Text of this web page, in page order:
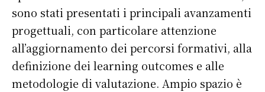
sono stati presentati i principali avanzamenti
progettuali, con particolare attenzione
all’aggiornamento dei percorsi formativi, alla
definizione dei learning outcomes e alle
metodologie di valutazione. Ampio spazio è